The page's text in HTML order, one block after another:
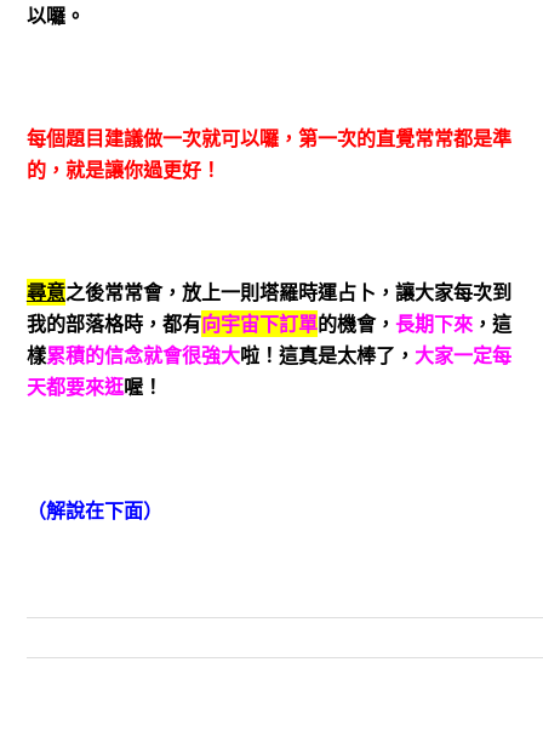
以囉。
每個題目建議做一次就可以囉，第一次的直覺常常都是準
的，就是讓你過更好！
尋意之後常常會，放上一則塔羅時運占卜，讓大家每次到
我的部落格時，都有向宇宙下訂單的機會， 長期下來，這
樣累積的信念就會很強大啦！這真是太棒了， 大家一定每
天都要來逛喔！
（解說在下面）